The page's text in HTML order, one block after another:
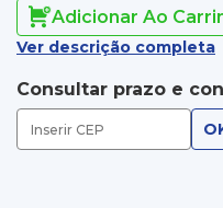
Adicionar Ao
Ver descrição completa
Consultar prazo e